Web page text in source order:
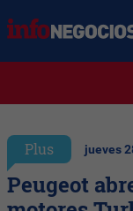
Plus jueves
Peugeot